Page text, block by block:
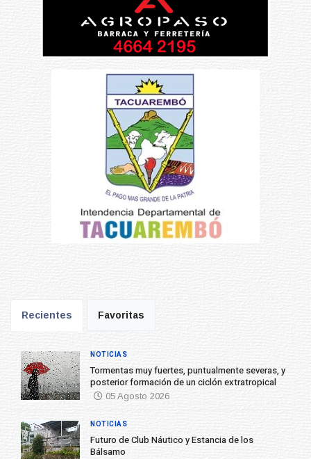
Recientes Favoritas
Tormentas muy fuertes, puntualmente severas, y
posterior formación de un ciclón extratropical
05 Agosto 2026
NOTICIAS
Futuro de Club Náutico y Estancia de los
Bálsamo
NOTICIAS